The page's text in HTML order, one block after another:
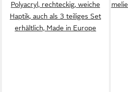
Polyacryl, rechteckig, weiche
Haptik, auch als 3 teiliges Set
erhältlich, Made in Europe